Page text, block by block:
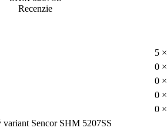
Recenzie
5 ×
0 ×
0 ×
0 ×
0 ×
variant Sencor SHM 5207SS